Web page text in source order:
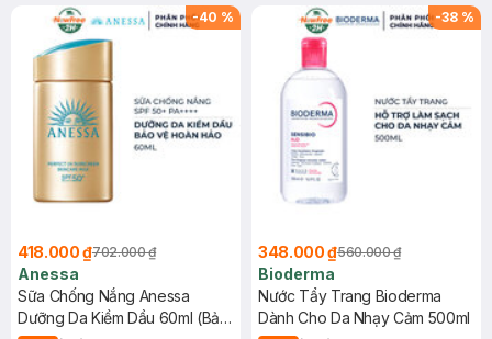
SPF 50+ 20ml (SL Có Hạn)
(SL có hạn)
-40 %
418.000 ₫702.000 ₫
Anessa
Sữa Chống Nắng Anessa
Dưỡng Da Kiềm Dầu 60ml (Bản
-38 %
348.000 ₫560.000 ₫
Bioderma
Nước Tẩy Trang Bioderma
Dành Cho Da Nhạy Cảm 500ml